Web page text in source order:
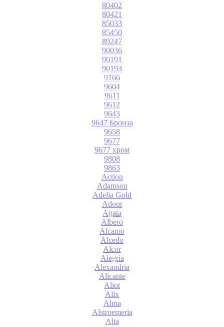
80402
80421
85033
85450
89247
90036
90191
90193
9166
9604
9611
9612
9643
9647 Бронза
9658
9677
9677 хром
9808
9863
Action
Adamson
Adelia Gold
Adour
Agata
Albero
Alcamo
Alcedo
Alcor
Alegria
Alexandria
Alicante
Aliot
Alix
Alma
Alstroemeria
Alta